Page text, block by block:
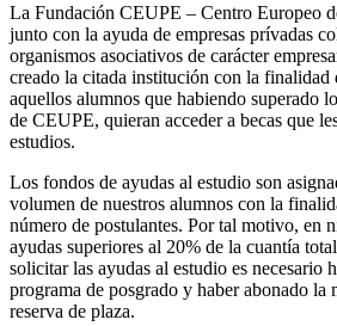
La Fundación CEUPE – Centro Europeo
junto con la ayuda de empresas prívadas
organismos asociativos de carácter
creado la citada institución con la finalidad
aquellos alumnos que habiendo superado
de CEUPE, quieran acceder a becas que
estudios.
Los fondos de ayudas al estudio son
volumen de nuestros alumnos con la
número de postulantes. Por tal motivo, en
ayudas superiores al 20% de la cuantía
solicitar las ayudas al estudio es necesario
programa de posgrado y haber abonado la
reserva de plaza.